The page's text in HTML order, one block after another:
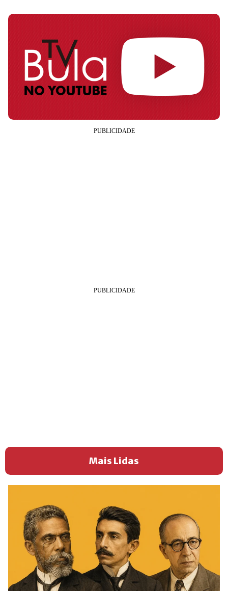
Mais Lidas